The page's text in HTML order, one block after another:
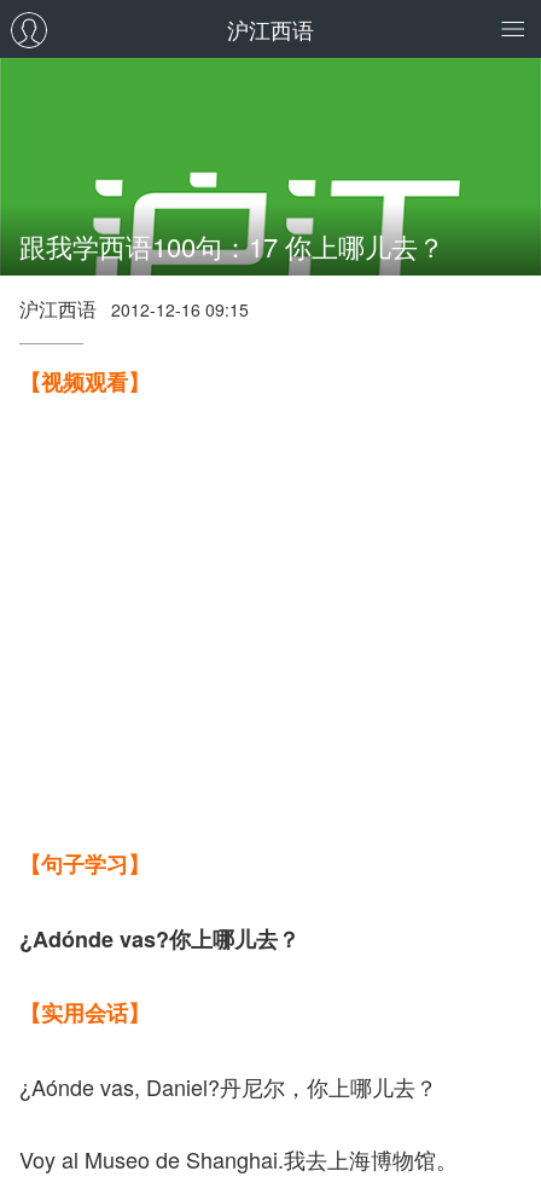
沪江西语
跟我学西语100句：17 你上哪儿去？
沪江西语 2012-12-16 09:15
【视频观看】
【句子学习】
¿Adónde vas?你上哪儿去？
【实用会话】
¿Aónde vas, Daniel?丹尼尔，你上哪儿去？
Voy al Museo de Shanghai.我去上海博物馆。